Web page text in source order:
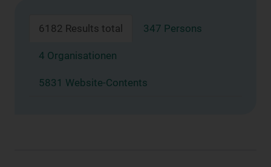
6182 Results total 347 Persons
4 Organisationen
5831 Website-Contents